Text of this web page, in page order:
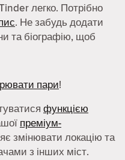
легко. Потрібно
. Не забудь додати
та біографію, щоб
пари!
функцією
преміум-
змінювати локацію та
з інших міст.